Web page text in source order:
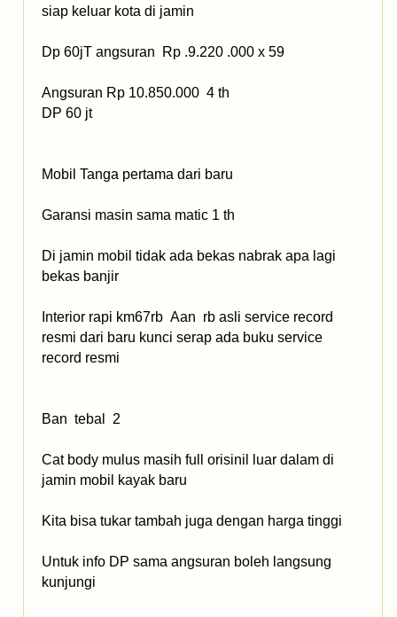
siap keluar kota di jamin
Dp 60jT angsuran Rp .9.220 .000 x 59
Angsuran Rp 10.850.000 4 th
DP 60 jt
Mobil Tanga pertama dari baru
Garansi masin sama matic 1 th
Di jamin mobil tidak ada bekas nabrak apa lagi
bekas banjir
Interior rapi km67rb Aan rb asli service record
resmi dari baru kunci serap ada buku service
record resmi
Ban tebal 2
Cat body mulus masih full orisinil luar dalam di
jamin mobil kayak baru
Kita bisa tukar tambah juga dengan harga tinggi
Untuk info DP sama angsuran boleh langsung
kunjungi